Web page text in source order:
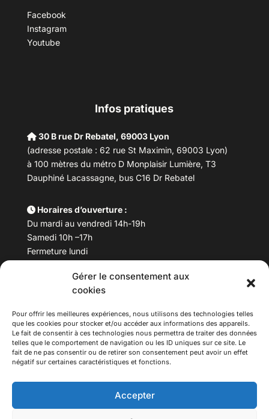
Gérer le consentement aux
cookies
Pour offrir les meilleures expériences, nous utilisons des technologies telles
que les cookies pour stocker et/ou accéder aux informations des appareils.
Le fait de consentir à ces technologies nous permettra de traiter des données
telles que le comportement de navigation ou les ID uniques sur ce site. Le
fait de ne pas consentir ou de retirer son consentement peut avoir un effet
négatif sur certaines caractéristiques et fonctions.
Accepter
Facebook
Instagram
Youtube
Infos pratiques
30 B rue Dr Rebatel, 69003 Lyon
(adresse postale : 62 rue St Maximin, 69003 Lyon)
à 100 mètres du métro D Monplaisir Lumière, T3
Dauphiné Lacassagne, bus C16 Dr Rebatel
Horaires d’ouverture :
Du mardi au vendredi 14h-19h
Samedi 10h –17h
Fermeture lundi
Téléphone : 04 78 53 06 40
maisondesculturesasiatiques@asiexpo.com